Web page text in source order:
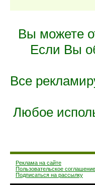
Вы можете
Если Вы
Все
Любое
Реклама на сайте
Пользовательское соглашение
Подписаться на рассылку